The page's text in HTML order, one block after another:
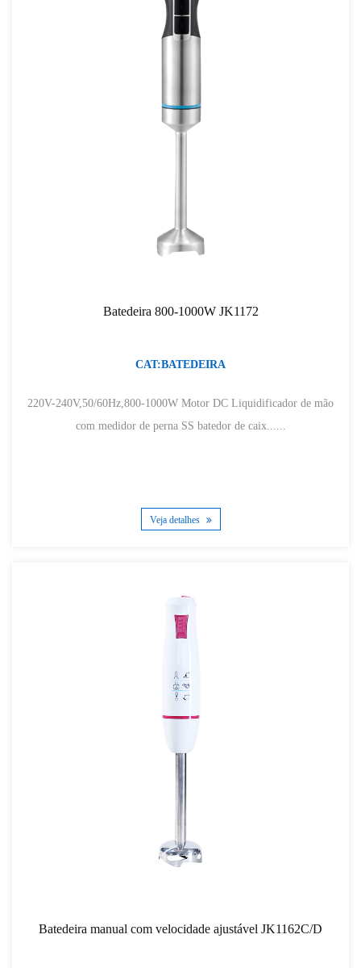
Batedeira 800-1000W JK1172
CAT:BATEDEIRA
220V-240V,50/60Hz,800-1000W Motor DC Liquidificador de mão
com medidor de perna SS batedor de caix......
Veja detalhes
Batedeira manual com velocidade ajustável JK1162C/D